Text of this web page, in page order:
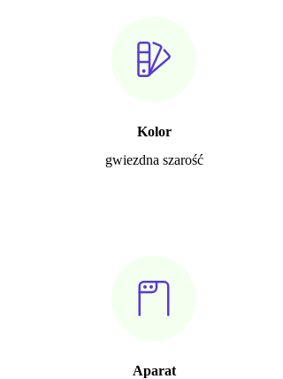
Kolor
gwiezdna szarość
Aparat